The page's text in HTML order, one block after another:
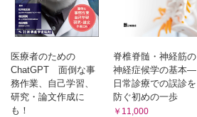
医療者のための
ChatGPT 面倒な事
務作業、自己学習、
研究・論文作成に
も！
脊椎脊髄・神経筋の
神経症候学の基本―
日常診療での誤診を
防ぐ初めの一歩
￥11,000